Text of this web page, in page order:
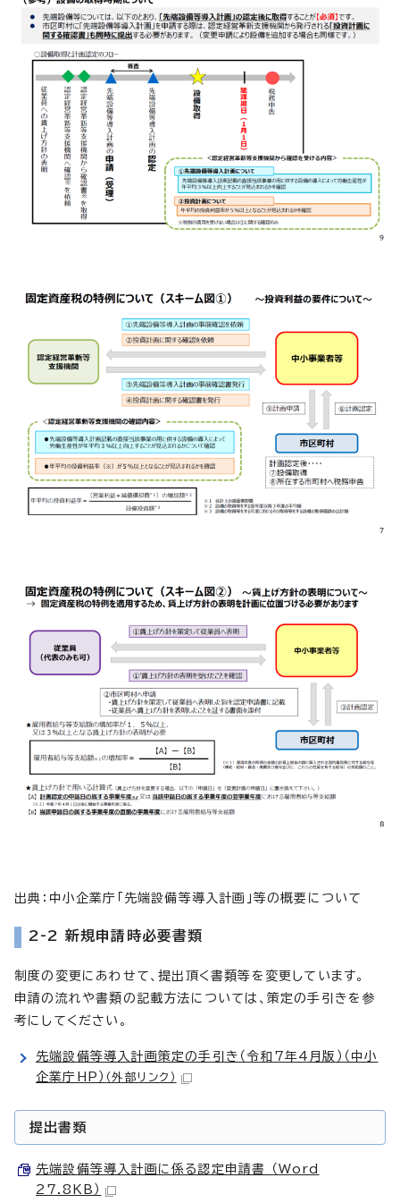
出典：中小企業庁「先端設備等導入計画」等の概要について
2-2 新規申請時必要書類
制度の変更にあわせて、提出頂く書類等を変更しています。
申請の流れや書類の記載方法については、策定の手引きを参
考にしてください。
先端設備等導入計画策定の手引き（令和7年4月版）（中小
企業庁HP） （外部リンク）
提出書類
先端設備等導入計画に係る認定申請書 （Word
27.8KB）